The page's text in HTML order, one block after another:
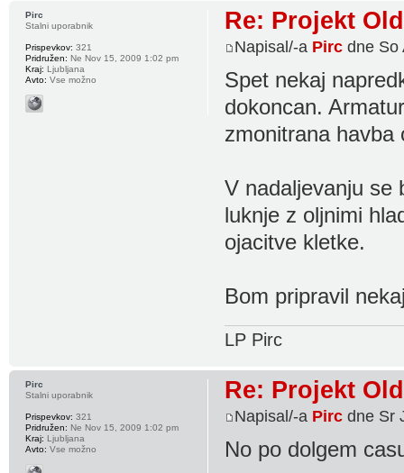
Re: Projekt
Napisal/-a Pirc dne So
Spet nekaj
dokoncan.
zmonitrana
V nadaljevanju se
luknje z oljnimi
ojacitve kletke.
Bom pripravil
LP Pirc
Pirc
Stalni uporabnik
Prispevkov: 321
Pridružen: Ne Nov 15, 2009 1:02 pm
Kraj: Ljubljana
Avto: Vse možno
Re: Projekt
Napisal/-a Pirc dne Sr
No po dolgem
Pirc
Stalni uporabnik
Prispevkov: 321
Pridružen: Ne Nov 15, 2009 1:02 pm
Kraj: Ljubljana
Avto: Vse možno